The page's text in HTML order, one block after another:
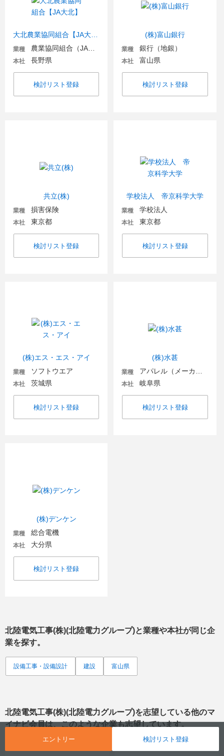
エントリー 検討リスト登録
業種
本社 長野県
検討リスト登録
(株)富山銀行
業種 銀行（地銀）
本社 富山県
検討リスト登録
共立(株)
業種 損害保険
本社 東京都
検討リスト登録
学校法人 帝京科学大学
業種 学校法人
本社 東京都
検討リスト登録
(株)エス・エス・アイ
業種 ソフトウエア
本社 茨城県
検討リスト登録
(株)水甚
業種
本社 岐阜県
検討リスト登録
(株)デンケン
業種 総合電機
本社 大分県
検討リスト登録
北陸電気工事(株)(北陸電力グループ)と業種や本社が同じ企
業を探す。
設備工事・設備設計 建設 富山県
北陸電気工事(株)(北陸電力グループ)を志望している他のマ
イナビ会員は、このような企業も志望しています。